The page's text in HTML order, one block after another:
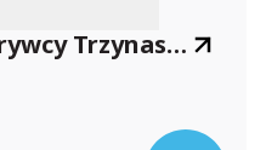
Klub Młodego Odkrywcy Trzynastka